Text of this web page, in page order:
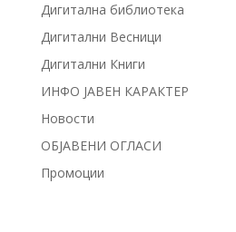
Дигитална библиотека
Дигитални Весници
Дигитални Книги
ИНФО ЈАВЕН КАРАКТЕР
Новости
ОБЈАВЕНИ ОГЛАСИ
Промоции